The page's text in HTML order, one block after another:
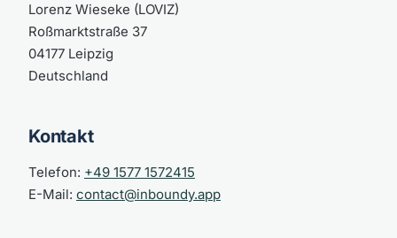
Lorenz Wieseke (LOVIZ)
Roßmarktstraße 37
04177 Leipzig
Deutschland
Kontakt
Telefon: +49 1577 1572415
E-Mail: contact@inboundy.app